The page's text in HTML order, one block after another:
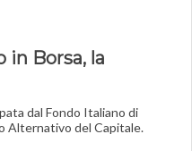
in Borsa, la
dal Fondo Italiano di
Alternativo del Capitale.